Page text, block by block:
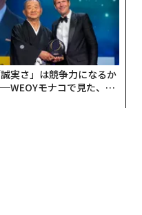
誠実さ」は競争力になるか
モナコで見た、く